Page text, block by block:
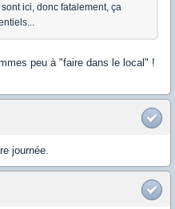
ici, donc fatalement, ça
peu à "faire dans le local" !
journée.